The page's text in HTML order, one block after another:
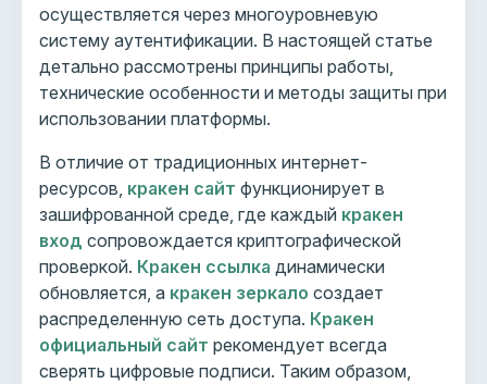
осуществляется через многоуровневую
систему аутентификации. В настоящей статье
детально рассмотрены принципы работы,
технические особенности и методы защиты при
использовании платформы.
В отличие от традиционных интернет-
ресурсов, кракен сайт функционирует в
зашифрованной среде, где каждый кракен
вход сопровождается криптографической
проверкой. Кракен ссылка динамически
обновляется, а кракен зеркало создает
распределенную сеть доступа. Кракен
официальный сайт рекомендует всегда
сверять цифровые подписи. Таким образом,